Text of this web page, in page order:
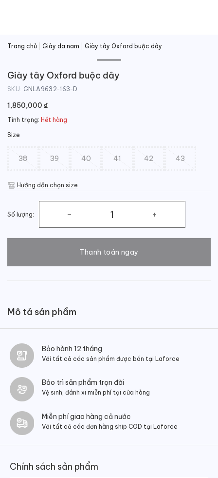
Trang chủ Giày da nam Giày tây Oxford buộc dây
Giày tây Oxford buộc dây
SKU: GNLA9632-163-D
1,850,000 ₫
Tình trạng: Hết hàng
Size
38 39 40 41 42 43
Hướng dẫn chọn size
Số lượng:
Giày tây Oxford buộc dây số lượng
Thanh toán ngay
Mô tả sản phẩm
Bảo hành 12 tháng
Với tất cả các sản phẩm được bán tại Laforce
Bảo trì sản phẩm trọn đời
Vệ sinh, đánh xi miễn phí tại cửa hàng
Miễn phí giao hàng cả nước
Với tất cả các đơn hàng ship COD tại Laforce
Chính sách sản phẩm